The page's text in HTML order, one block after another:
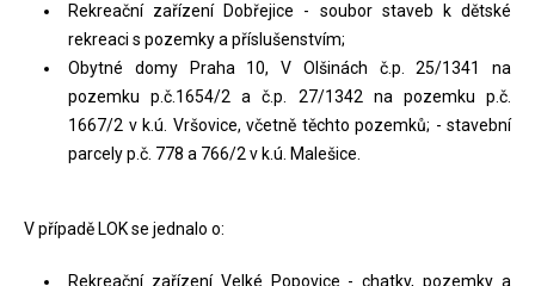
Rekreační zařízení Dobřejice - soubor staveb k dětské
rekreaci s pozemky a příslušenstvím;
Obytné domy Praha 10, V Olšinách č.p. 25/1341 na
pozemku p.č.1654/2 a č.p. 27/1342 na pozemku p.č.
1667/2 v k.ú. Vršovice, včetně těchto pozemků; - stavební
parcely p.č. 778 a 766/2 v k.ú. Malešice.
V případě LOK se jednalo o:
Rekreační zařízení Velké Popovice - chatky, pozemky a